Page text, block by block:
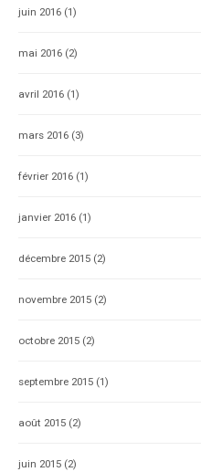
juin 2016 (1)
mai 2016 (2)
avril 2016 (1)
mars 2016 (3)
février 2016 (1)
janvier 2016 (1)
décembre 2015 (2)
novembre 2015 (2)
octobre 2015 (2)
septembre 2015 (1)
août 2015 (2)
juin 2015 (2)